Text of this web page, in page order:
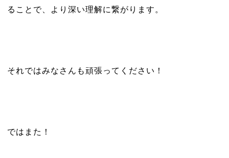
ることで、より深い理解に繋がります。
それではみなさんも頑張ってください！
ではまた！